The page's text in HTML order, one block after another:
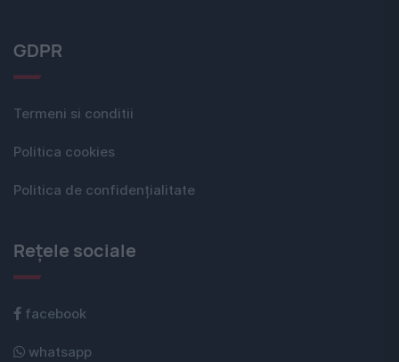
GDPR
Termeni si conditii
Politica cookies
Politica de confidențialitate
Rețele sociale
facebook
whatsapp